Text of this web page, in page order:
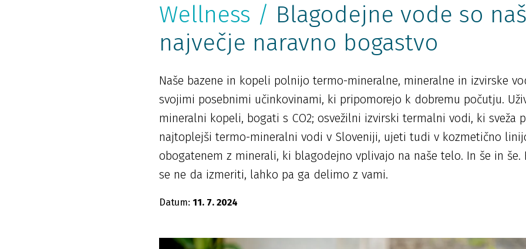
Wellness / Blagodejne vode so
največje naravno bogastvo
Naše bazene in kopeli polnijo termo-mineralne, mineralne in izvirske
svojimi posebnimi učinkovinami, ki pripomorejo k dobremu počutju.
mineralni kopeli, bogati s CO2; osvežilni izvirski termalni vodi, ki sveža
najtoplejši termo-mineralni vodi v Sloveniji, ujeti tudi v kozmetično
obogatenem z minerali, ki blagodejno vplivajo na naše telo. In še in še.
se ne da izmeriti, lahko pa ga delimo z vami.
Datum: 11. 7. 2024